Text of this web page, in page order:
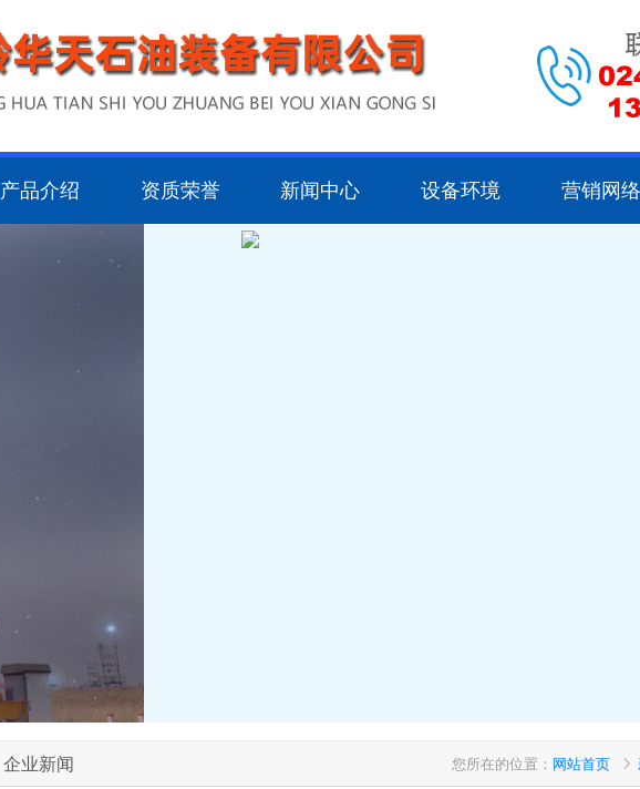
产品介绍 资质荣誉 新闻中心 设备环境 营销网络
企业新闻 您所在的位置： 网站首页